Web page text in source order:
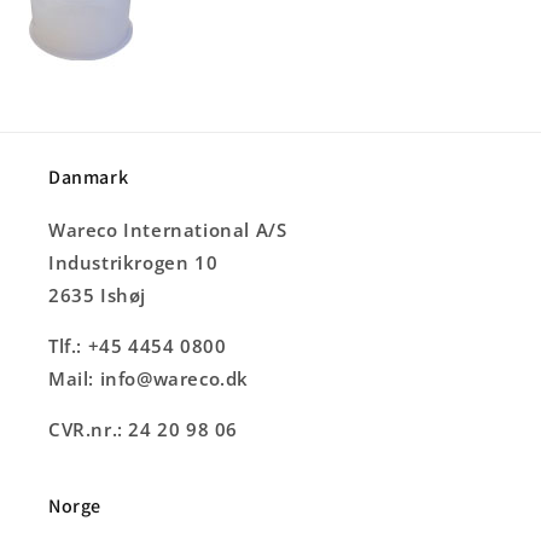
Danmark
Wareco International A/S
Industrikrogen 10
2635 Ishøj
Tlf.: +45 4454 0800
Mail: info@wareco.dk
CVR.nr.: 24 20 98 06
Norge